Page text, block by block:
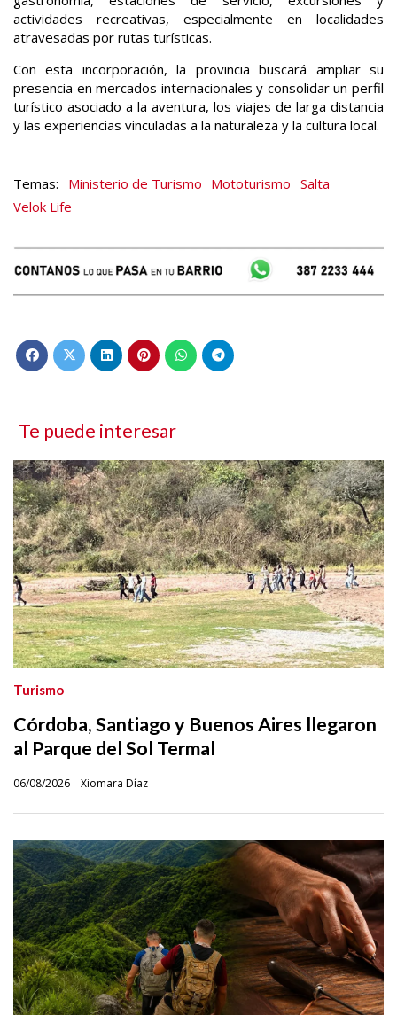
actividades recreativas, especialmente en localidades
atravesadas por rutas turísticas.
Con esta incorporación, la provincia buscará ampliar su
presencia en mercados internacionales y consolidar un perfil
turístico asociado a la aventura, los viajes de larga distancia
y las experiencias vinculadas a la naturaleza y la cultura local.
Ministerio de Turismo Mototurismo Salta
Velok Life
Te puede interesar
Córdoba, Santiago y Buenos Aires llegaron
al Parque del Sol Termal
Xiomara Díaz
Turismo
06/08/2026